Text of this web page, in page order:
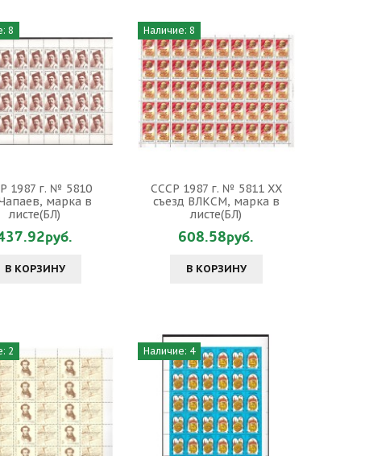
8
1987 г. № 5810
марка в
листе(БЛ)
В КОРЗИНУ
Наличие: 8
СССР 1987 г. № 5811 ХХ
съезд ВЛКСМ, марка в
листе(БЛ)
608.58руб.
В КОРЗИНУ
2 Наличие: 4